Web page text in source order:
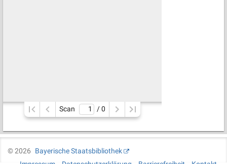
Scan / 0
©2026
Bayerische Staatsbibliothek